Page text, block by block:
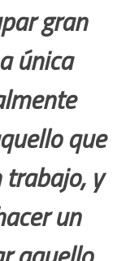
gran
única
que
trabajo, y
un